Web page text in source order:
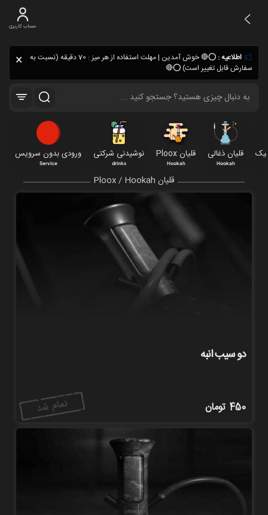
حساب کاربری
× اطلاعیه :
⭕🔴 خوش آمدین | مهلت استفاده از هر میز : 70 دقیقه (نسبت به
سفارش قابل تغییر است) ⭕🔴
قلیان ذغالی
Hookah
قلیان Ploox
Hookah
نوشیدنی شرکتی
drinks
ورودی بدون سرویس
Service
قلیان Ploox / Hookah
دو سیب انبه
450 تومان